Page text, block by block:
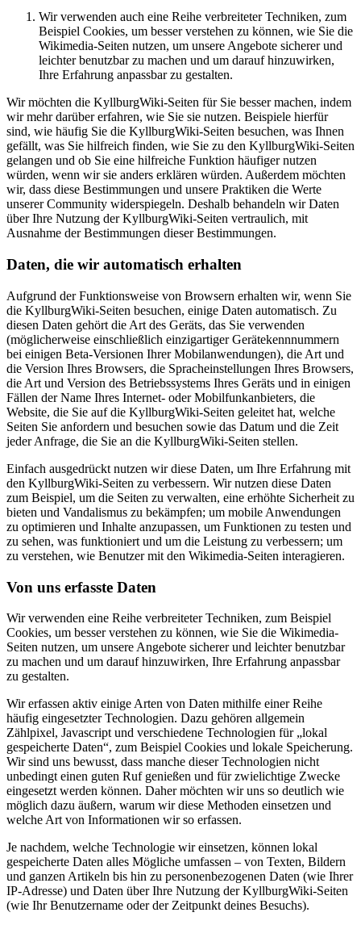
Wir verwenden auch eine Reihe verbreiteter Techniken, zum
Beispiel Cookies, um besser verstehen zu können, wie Sie die
Wikimedia-Seiten nutzen, um unsere Angebote sicherer und
leichter benutzbar zu machen und um darauf hinzuwirken,
Ihre Erfahrung anpassbar zu gestalten.
Wir möchten die KyllburgWiki-Seiten für Sie besser machen, indem
wir mehr darüber erfahren, wie Sie sie nutzen. Beispiele hierfür
sind, wie häufig Sie die KyllburgWiki-Seiten besuchen, was Ihnen
gefällt, was Sie hilfreich finden, wie Sie zu den KyllburgWiki-Seiten
gelangen und ob Sie eine hilfreiche Funktion häufiger nutzen
würden, wenn wir sie anders erklären würden. Außerdem möchten
wir, dass diese Bestimmungen und unsere Praktiken die Werte
unserer Community widerspiegeln. Deshalb behandeln wir Daten
über Ihre Nutzung der KyllburgWiki-Seiten vertraulich, mit
Ausnahme der Bestimmungen dieser Bestimmungen.
Daten, die wir automatisch erhalten
Aufgrund der Funktionsweise von Browsern erhalten wir, wenn Sie
die KyllburgWiki-Seiten besuchen, einige Daten automatisch. Zu
diesen Daten gehört die Art des Geräts, das Sie verwenden
(möglicherweise einschließlich einzigartiger Gerätekennnummern
bei einigen Beta-Versionen Ihrer Mobilanwendungen), die Art und
die Version Ihres Browsers, die Spracheinstellungen Ihres Browsers,
die Art und Version des Betriebssystems Ihres Geräts und in einigen
Fällen der Name Ihres Internet- oder Mobilfunkanbieters, die
Website, die Sie auf die KyllburgWiki-Seiten geleitet hat, welche
Seiten Sie anfordern und besuchen sowie das Datum und die Zeit
jeder Anfrage, die Sie an die KyllburgWiki-Seiten stellen.
Einfach ausgedrückt nutzen wir diese Daten, um Ihre Erfahrung mit
den KyllburgWiki-Seiten zu verbessern. Wir nutzen diese Daten
zum Beispiel, um die Seiten zu verwalten, eine erhöhte Sicherheit zu
bieten und Vandalismus zu bekämpfen; um mobile Anwendungen
zu optimieren und Inhalte anzupassen, um Funktionen zu testen und
zu sehen, was funktioniert und um die Leistung zu verbessern; um
zu verstehen, wie Benutzer mit den Wikimedia-Seiten interagieren.
Von uns erfasste Daten
Wir verwenden eine Reihe verbreiteter Techniken, zum Beispiel
Cookies, um besser verstehen zu können, wie Sie die Wikimedia-
Seiten nutzen, um unsere Angebote sicherer und leichter benutzbar
zu machen und um darauf hinzuwirken, Ihre Erfahrung anpassbar
zu gestalten.
Wir erfassen aktiv einige Arten von Daten mithilfe einer Reihe
häufig eingesetzter Technologien. Dazu gehören allgemein
Zählpixel, Javascript und verschiedene Technologien für „lokal
gespeicherte Daten“, zum Beispiel Cookies und lokale Speicherung.
Wir sind uns bewusst, dass manche dieser Technologien nicht
unbedingt einen guten Ruf genießen und für zwielichtige Zwecke
eingesetzt werden können. Daher möchten wir uns so deutlich wie
möglich dazu äußern, warum wir diese Methoden einsetzen und
welche Art von Informationen wir so erfassen.
Je nachdem, welche Technologie wir einsetzen, können lokal
gespeicherte Daten alles Mögliche umfassen – von Texten, Bildern
und ganzen Artikeln bis hin zu personenbezogenen Daten (wie Ihrer
IP-Adresse) und Daten über Ihre Nutzung der KyllburgWiki-Seiten
(wie Ihr Benutzername oder der Zeitpunkt deines Besuchs).